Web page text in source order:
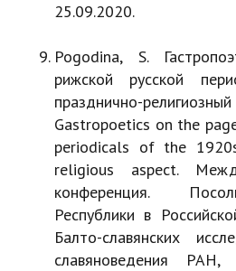
25.09.2020.
Pogodina, S.
рижской русской
празднично-
Gastropoetics on the
periodicals of the
religious aspect.
конференция.
Республики в
Балто-славянских
славяноведения